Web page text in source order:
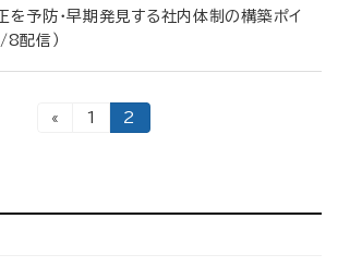
予防・早期発見する社内体制の構築ポイ
配信）
«
固
1
固
定
2